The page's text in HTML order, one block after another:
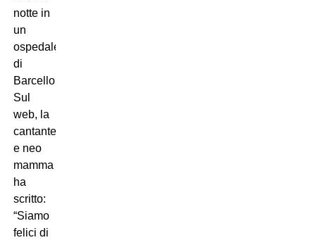
notte in
un
ospedale
di
Barcellona.
Sul
web, la
cantante
e neo
mamma
ha
scritto:
“Siamo
felici di